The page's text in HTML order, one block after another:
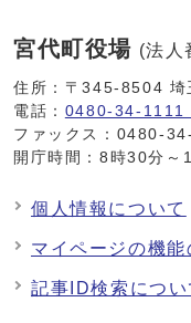
宮代町役場 (法
住所：〒345-8504 埼
電話： 0480-34-1111
ファックス：0480-
開庁時間：8時30分～
個人情報について
マイページの機能
記事ID検索につい